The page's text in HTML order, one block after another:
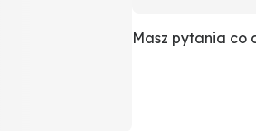
Masz pytania co